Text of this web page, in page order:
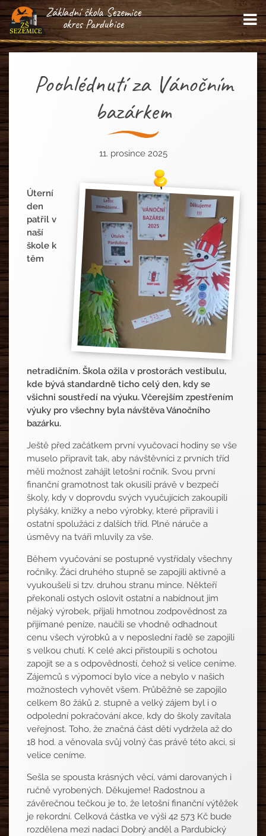
Základní škola Sezemice
okres Pardubice
Poohlédnutí za Vánočním
bazárkem
11. prosince 2025
Úterní
den
patřil v
naší
škole k
těm
netradičním. Škola ožila v prostorách vestibulu,
kde bývá standardně ticho celý den, kdy se
všichni soustředí na výuku. Včerejším zpestřením
výuky pro všechny byla návštěva Vánočního
bazárku.
Ještě před začátkem první vyučovací hodiny se vše
muselo připravit tak, aby návštěvníci z prvních tříd
měli možnost zahájit letošní ročník. Svou první
finanční gramotnost tak okusili právě v bezpečí
školy, kdy v doprovdu svých vyučujících zakoupili
plyšáky, knížky a nebo výrobky, které připravili i
ostatní spolužáci z dalších tříd. Plné náruče a
úsměvy na tváři mluvily za vše.
Během vyučování se postupně vystřídaly všechny
ročníky. Žáci druhého stupně se zapojili aktivně a
vyukoušeli si tzv. druhou stranu mince. Někteří
překonali ostych oslovit ostatní a nabídnout jim
nějaký výrobek, přijali hmotnou zodpovědnost za
přijímané peníze, naučili se vhodně odhadnout
cenu všech výrobků a v neposlední řadě se zapojili
s velkou chutí. K celé akci přistoupili s ochotou
zapojit se a s odpovědností, čehož si velice ceníme.
Zájemců s výpomocí bylo více a nebylo v našich
možnostech vyhovět všem. Průběžně se zapojilo
celkem 80 žáků 2. stupně a velký zájem byl i o
odpolední pokračování akce, kdy do školy zavítala
veřejnost. Toho, že značná část dětí vydržela až do
18 hod. a věnovala svůj volný čas právě této akci, si
velice ceníme.
Sešla se spousta krásných věcí, vámi darovaných i
ručně vyrobených. Děkujeme! Radostnou a
závěrečnou tečkou je to, že letošní finanční výtěžek
je rekordní. Celková částka ve výši 42 573 Kč bude
rozdělena mezi nadaci Dobrý anděl a Pardubický